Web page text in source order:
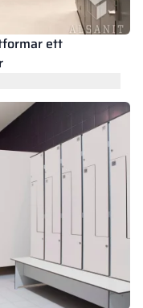
ett